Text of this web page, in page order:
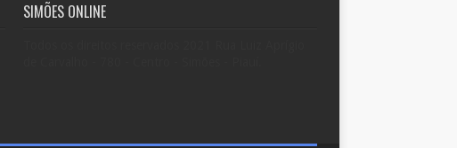
SIMÕES ONLINE